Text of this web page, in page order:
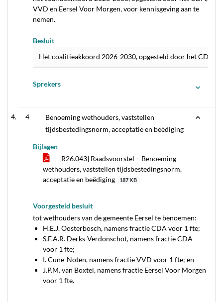
VVD en Eersel Voor Morgen, voor kennisgeving aan te
nemen.
Besluit
Het coalitieakkoord 2026-2030, opgesteld door het CDA,
Sprekers
4
Benoeming wethouders, vaststellen
tijdsbestedingsnorm, acceptatie en beëdiging
Bijlagen
[R26.043] Raadsvoorstel – Benoeming
wethouders, vaststellen tijdsbestedingsnorm,
acceptatie en beëdiging
187 KB
Voorgesteld besluit
tot wethouders van de gemeente Eersel te benoemen:
H.E.J. Oosterbosch, namens fractie CDA voor 1 fte;
S.F.A.R. Derks-Verdonschot, namens fractie CDA
voor 1 fte;
I. Cune-Noten, namens fractie VVD voor 1 fte; en
J.P.M. van Boxtel, namens fractie Eersel Voor Morgen
voor 1 fte.